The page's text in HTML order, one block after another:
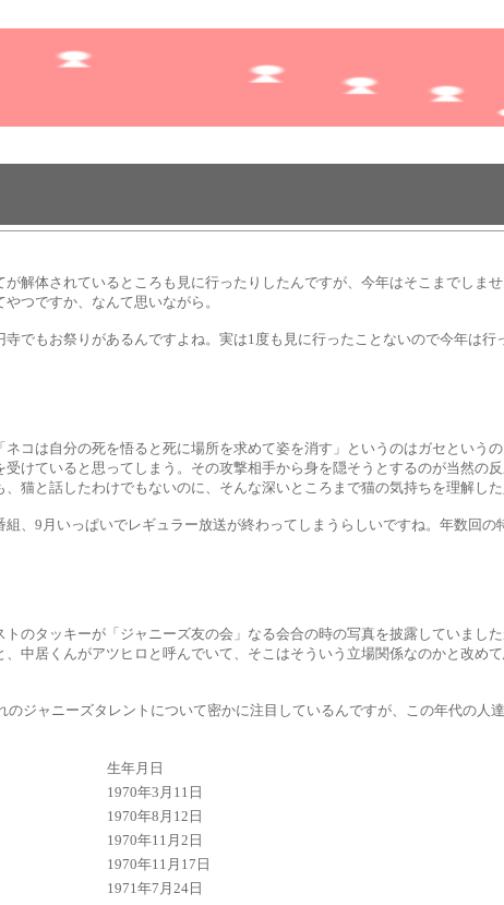
解体されているところも見に行ったりしたんですが、今年はそこまでし
つですか、なんて思いながら。
でもお祭りがあるんですよね。実は1度も見に行ったことないので今年は行
コは自分の死を悟ると死に場所を求めて姿を消す」というのはガセとい
受けていると思ってしまう。その攻撃相手から身を隠そうとするのが当然
猫と話したわけでもないのに、そんな深いところまで猫の気持ちを理解し
、9月いっぱいでレギュラー放送が終わってしまうらしいですね。年数回の
のタッキーが「ジャニーズ友の会」なる会合の時の写真を披露していま
、中居くんがアツヒロと呼んでいて、そこはそういう立場関係なのかと改
のジャニーズタレントについて密かに注目しているんですが、この年代の
生年月日
1970年3月11日
1970年8月12日
1970年11月2日
1970年11月17日
1971年7月24日